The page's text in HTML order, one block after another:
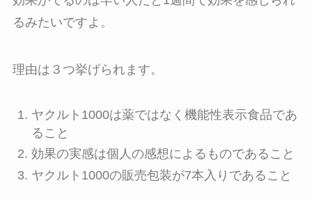
るみたいですよ。
理由は３つ挙げられます。
ヤクルト1000は薬ではなく機能性表示食品であ
ること
効果の実感は個人の感想によるものであること
ヤクルト1000の販売包装が7本入りであること